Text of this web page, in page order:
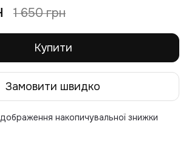
1 650 грн
Купити
Замовити швидко
накопичувальної знижки